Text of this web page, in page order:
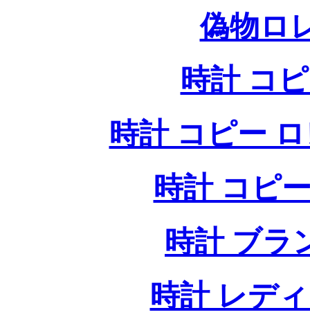
偽物ロ
時計 コ
時計 コピー
時計 コピ
時計 ブラ
時計 レデ